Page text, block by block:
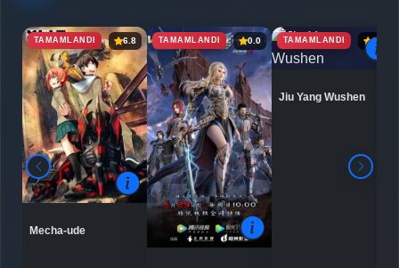
TAMAMLANDI 6.8
Mecha-ude
TAMAMLANDI 0.0 TAMAMLANDI 6.9
Jiu Yang Wushen